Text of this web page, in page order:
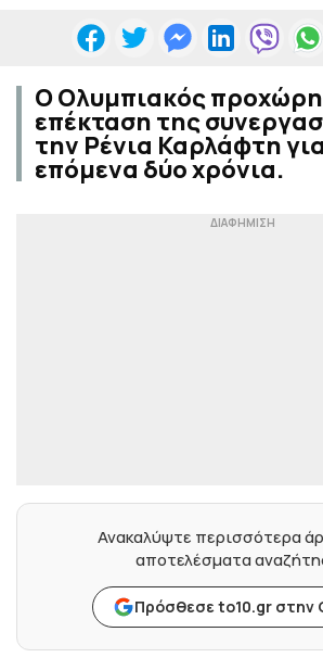
Ο Ολυμπιακός
επέκταση της
την Ρένια Καρλάφτη
επόμενα δύο χρόνια.
Ανακαλύψτε περισσότερα
αποτελέσματα
Πρόσθεσε to10.gr στην